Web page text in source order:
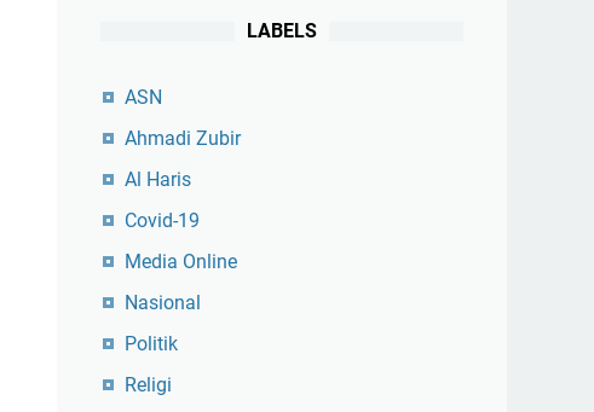
LABELS
ASN
Ahmadi Zubir
Al Haris
Covid-19
Media Online
Nasional
Politik
Religi